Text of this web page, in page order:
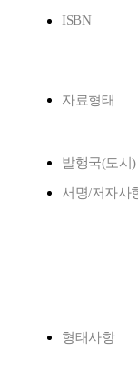
ISBN
자료형태
발행국(도시)
서명/저자사
형태사항